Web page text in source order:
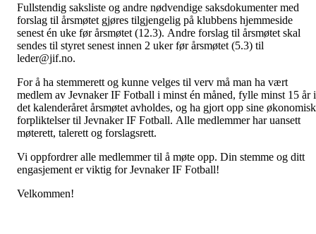
Fullstendig saksliste og andre nødvendige saksdokumenter med
forslag til årsmøtet gjøres tilgjengelig på klubbens hjemmeside
senest én uke før årsmøtet (12.3). Andre forslag til årsmøtet skal
sendes til styret senest innen 2 uker før årsmøtet (5.3) til
leder@jif.no.
For å ha stemmerett og kunne velges til verv må man ha vært
medlem av Jevnaker IF Fotball i minst én måned, fylle minst 15 år i
det kalenderåret årsmøtet avholdes, og ha gjort opp sine
forpliktelser til Jevnaker IF Fotball. Alle medlemmer har uansett
møterett, talerett og forslagsrett.
Vi oppfordrer alle medlemmer til å møte opp. Din stemme og ditt
engasjement er viktig for Jevnaker IF Fotball!
Velkommen!